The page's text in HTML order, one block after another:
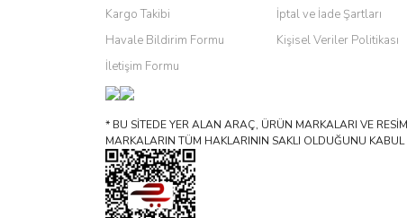
Ürün fiyatı diğer sitelerden daha pahalı.
Bu ürüne benzer farklı alternatifler olmalı.
Kargo Takibi
Havale Bildirim Formu
İletişim Formu
İptal ve İade Şartları
Kişisel Veriler Politikası
* BU SİTEDE YER ALAN ARAÇ, ÜRÜN MARKALARI VE
MARKALARIN TÜM HAKLARININ SAKLI OLDUĞUNU KABUL